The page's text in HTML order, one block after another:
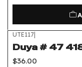
UTE117|
Duya # 47
$36.00